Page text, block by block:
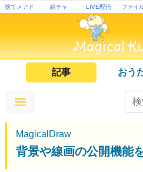
捨てメアド 絵チャ LIVE配信 ファイ
記事 おう
MagicalDraw
背景や線画の公開機能